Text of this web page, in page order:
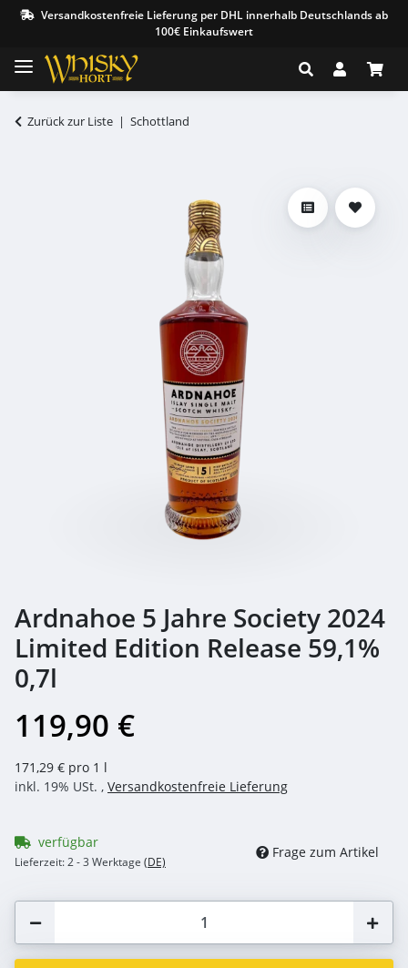
Versandkostenfreie Lieferung per DHL innerhalb Deutschlands ab
100€ Einkaufswert
Zurück zur Liste Schottland
Ardnahoe 5 Jahre Society 2024
Limited Edition Release 59,1%
0,7l
119,90 €
171,29 € pro 1 l
inkl. 19% USt. , Versandkostenfreie Lieferung
verfügbar
Lieferzeit:2 - 3 Werktage (DE)
Frage zum Artikel